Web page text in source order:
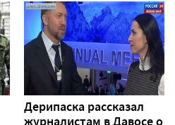
Дерипаска рассказал
журналистам в Давосе о